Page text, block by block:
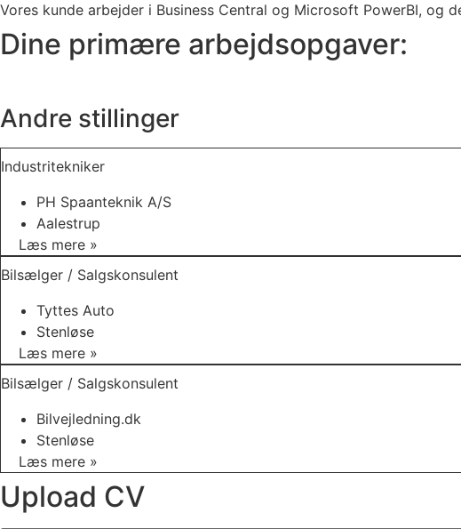
Vores kunde arbejder i Business Central og Microsoft PowerBI,
Dine primære arbejdsopgaver:
Andre stillinger
Industritekniker
PH Spaanteknik A/S
Aalestrup
Læs mere »
Bilsælger / Salgskonsulent
Tyttes Auto
Stenløse
Læs mere »
Bilsælger / Salgskonsulent
Bilvejledning.dk
Stenløse
Læs mere »
Upload CV